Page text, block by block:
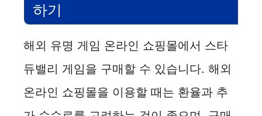
하기
해외 유명 게임 온라인 쇼핑몰에서 스타
듀밸리 게임을 구매할 수 있습니다. 해외
온라인 쇼핑몰을 이용할 때는 환율과 추